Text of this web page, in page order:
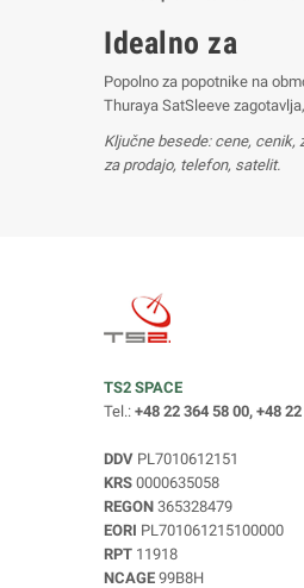
Idealno za
Popolno za popotnike na
Thuraya SatSleeve
Ključne besede: cene,
za prodajo, telefon, satelit.
TS2 SPACE
Tel.: +48 22 364 58 00, +48
DDV PL7010612151
KRS 0000635058
REGON 365328479
EORI PL701061215100000
RPT 11918
NCAGE 99B8H